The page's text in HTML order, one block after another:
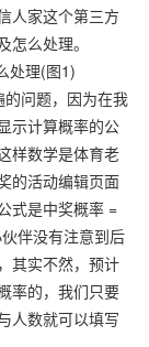
人家这个第三方
么处理。
问题，因为在我
示计算概率的公
样数学是体育老
的活动编辑页面
式是中奖概率 =
伴没有注意到后
其实不然，预计
率的，我们只要
人数就可以填写